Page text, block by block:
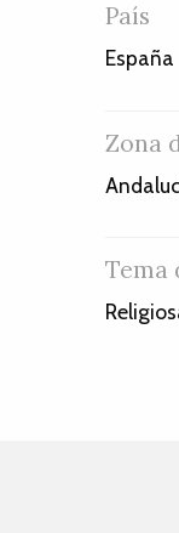
País
España
Zona
Tema